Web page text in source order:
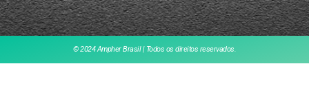
© 2024 Ampher Brasil | Todos os direitos reservados.